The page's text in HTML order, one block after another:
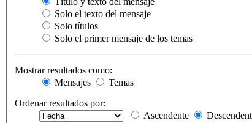
Solo el texto del mensaje
Solo títulos
Solo el primer mensaje de los temas
Mostrar resultados como:
Mensajes
Temas
Ordenar resultados por:
Ascendente